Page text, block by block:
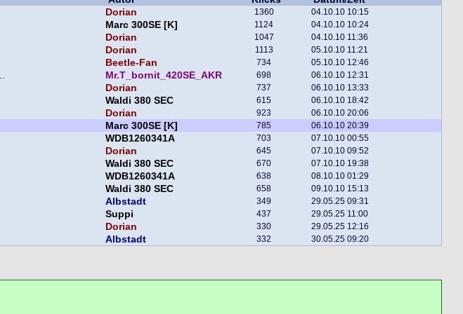
Dorian 1360 04.10.10 10:15
Marc 300SE [K] 1124 04.10.10 10:24
Dorian 1047 04.10.10 11:36
Dorian 1113 05.10.10 11:21
Beetle-Fan 734 05.10.10 12:46
Mr.T_bornit_420SE_AKR 698 06.10.10 12:31
Dorian 737 06.10.10 13:33
Waldi 380 SEC 615 06.10.10 18:42
Dorian 923 06.10.10 20:06
Marc 300SE [K] 785 06.10.10 20:39
WDB1260341A 703 07.10.10 00:55
Dorian 645 07.10.10 09:52
Waldi 380 SEC 670 07.10.10 19:38
WDB1260341A 638 08.10.10 01:29
Waldi 380 SEC 658 09.10.10 15:13
Albstadt 349 29.05.25 09:31
Suppi 437 29.05.25 11:00
Dorian 330 29.05.25 12:16
Albstadt 332 30.05.25 09:20